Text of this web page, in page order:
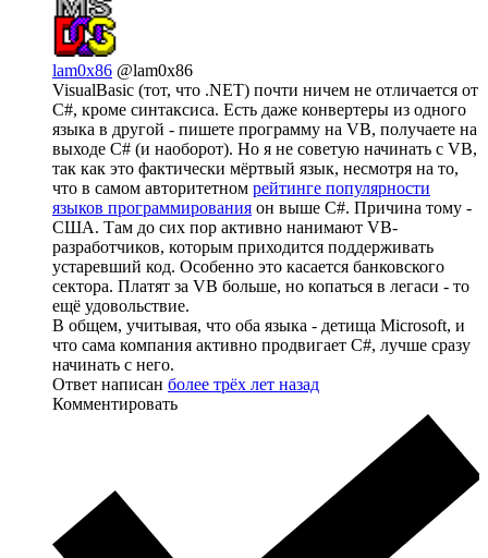
lam0x86 @lam0x86
VisualBasic (тот, что .NET) почти ничем не отличается от
C#, кроме синтаксиса. Есть даже конвертеры из одного
языка в другой - пишете программу на VB, получаете на
выходе C# (и наоборот). Но я не советую начинать с VB,
так как это фактически мёртвый язык, несмотря на то,
что в самом авторитетном рейтинге популярности
языков программирования он выше C#. Причина тому -
США. Там до сих пор активно нанимают VB-
разработчиков, которым приходится поддерживать
устаревший код. Особенно это касается банковского
сектора. Платят за VB больше, но копаться в легаси - то
ещё удовольствие.
В общем, учитывая, что оба языка - детища Microsoft, и
что сама компания активно продвигает C#, лучше сразу
начинать с него.
Ответ написан более трёх лет назад
Комментировать